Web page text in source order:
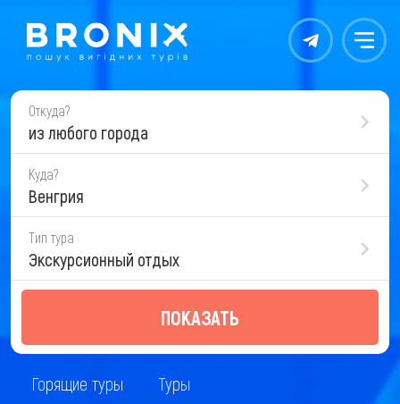
Контакты Меню
Откуда?
из любого города
Куда?
Венгрия
Тип тура
Экскурсионный отдых
ПОКАЗАТЬ
Горящие туры Туры